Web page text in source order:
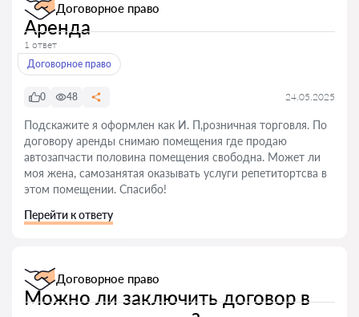
Договорное право
Аренда
1 ответ
Договорное право
0 48 24.05.2025
Подскажите я оформлен как И. П,розничная торговля. По
договору аренды снимаю помещения где продаю
автозапчасти половина помещения свободна. Может ли
моя жена, самозанятая оказывать услуги репетитортсва в
этом помещении. Спасибо!
Перейти к ответу
Договорное право
Можно ли заключить договор в